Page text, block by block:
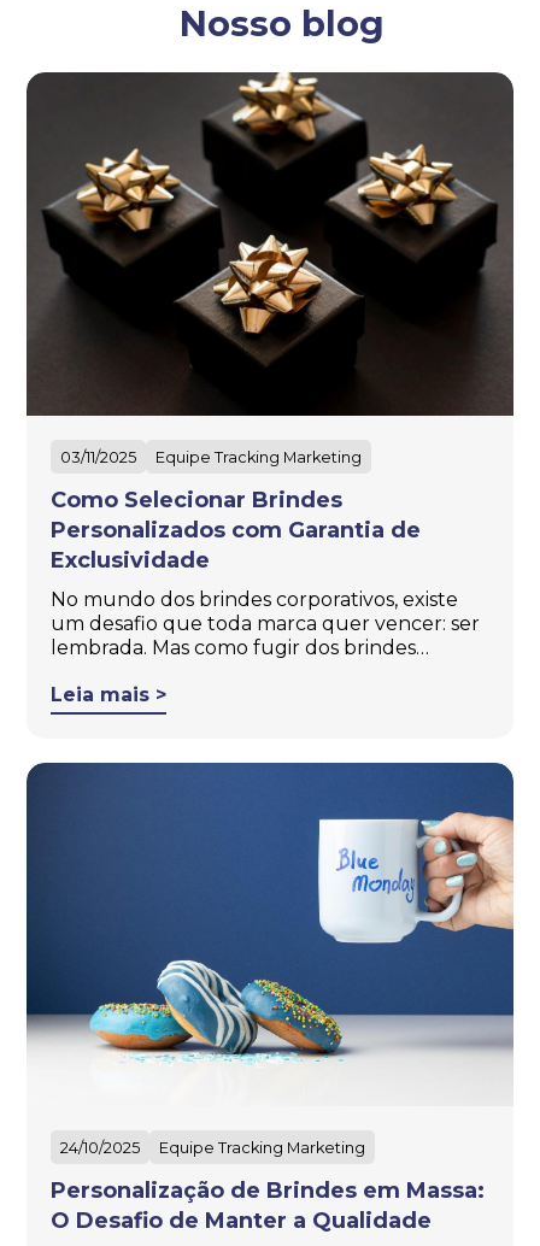
Nosso blog
03/11/2025 Equipe Tracking Marketing
Como Selecionar Brindes
Personalizados com Garantia de
Exclusividade
No mundo dos brindes corporativos, existe
um desafio que toda marca quer vencer: ser
lembrada. Mas como fugir dos brindes…
Leia mais >
24/10/2025 Equipe Tracking Marketing
Personalização de Brindes em Massa:
O Desafio de Manter a Qualidade